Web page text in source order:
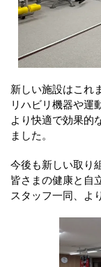
新しい施設はこれ
リハビリ機器や運
より快適で効果的
ました。
今後も新しい取り
皆さまの健康と自
スタッフ一同、よ